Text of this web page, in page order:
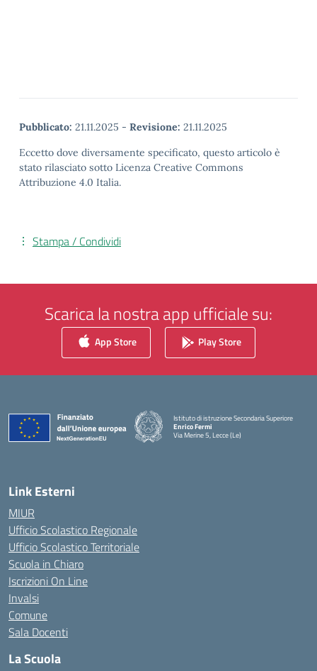
Pubblicato: 21.11.2025 - Revisione: 21.11.2025
Eccetto dove diversamente specificato, questo articolo è
stato rilasciato sotto Licenza Creative Commons
Attribuzione 4.0 Italia.
Stampa / Condividi
Scarica la nostra app ufficiale su:
App Store Play Store
Istituto di istruzione Secondaria Superiore
Enrico Fermi
Via Merine 5, Lecce (Le)
Link Esterni
MIUR
Ufficio Scolastico Regionale
Ufficio Scolastico Territoriale
Scuola in Chiaro
Iscrizioni On Line
Invalsi
Comune
Sala Docenti
La Scuola